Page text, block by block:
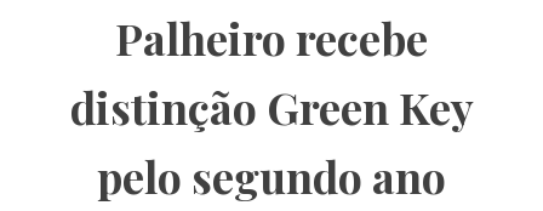
Palheiro recebe
distinção Green Key
pelo segundo ano